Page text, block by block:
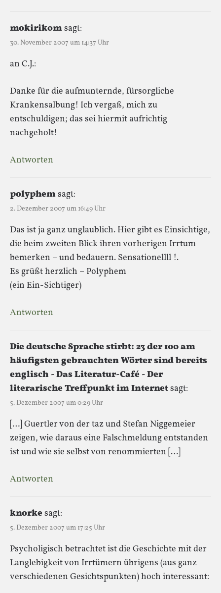
mokirikomsagt:
30. November 2007 um 14:37 Uhr
an C.J.:
Danke für die aufmunternde, fürsorgliche
Krankensalbung! Ich vergaß, mich zu
entschuldigen; das sei hiermit aufrichtig
nachgeholt!
Antworten
polyphemsagt:
2. Dezember 2007 um 16:49 Uhr
Das ist ja ganz unglaublich. Hier gibt es Einsichtige,
die beim zweiten Blick ihren vorherigen Irrtum
bemerken – und bedauern. Sensationellll !.
Es grüßt herzlich – Polyphem
(ein Ein-Sichtiger)
Antworten
Die deutsche Sprache stirbt: 23 der 100 am
häufigsten gebrauchten Wörter sind bereits
englisch - Das Literatur-Café - Der
literarische Treffpunkt im Internetsagt:
5. Dezember 2007 um 0:29 Uhr
[…] Guertler von der taz und Stefan Niggemeier
zeigen, wie daraus eine Falschmeldung entstanden
ist und wie sie selbst von renommierten […]
Antworten
knorkesagt:
5. Dezember 2007 um 17:25 Uhr
Psycholigisch betrachtet ist die Geschichte mit der
Langlebigkeit von Irrtümern übrigens (aus ganz
verschiedenen Gesichtspunkten) hoch interessant: